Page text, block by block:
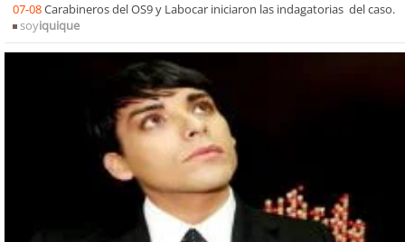
07-08Carabineros del OS9 y Labocar iniciaron las indagatorias del caso.
soyiquique